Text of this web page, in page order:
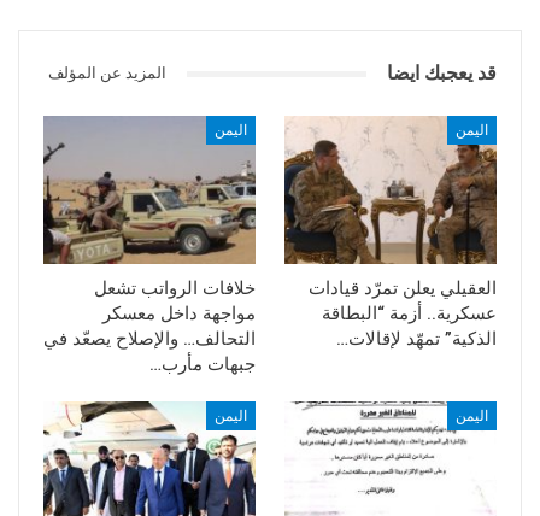
قد يعجبك ايضا المزيد عن المؤلف
اليمن
العقيلي يعلن تمرّد قيادات
عسكرية.. أزمة “البطاقة
الذكية” تمهّد لإقالات…
اليمن
خلافات الرواتب تشعل
مواجهة داخل معسكر
التحالف… والإصلاح يصعّد في
جبهات مأرب…
اليمن اليمن